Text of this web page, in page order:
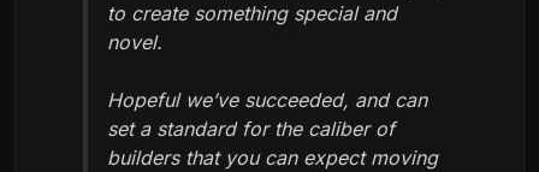
to create something special and
novel.
Hopeful we’ve succeeded, and can
set a standard for the caliber of
builders that you can expect moving